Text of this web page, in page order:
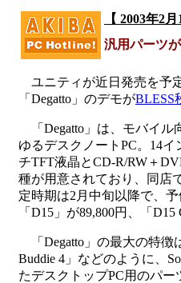
【 2003年2月
汎用パーツ
ユニティが近日発売を予
「Degatto」のデモがBLESS
「Degatto」は、モバイル
ゆるデスクノートPC。14
チTFT液晶とCD-R/RW＋
種が用意されており、同店
定時期は2月中旬以降で、予
「D15」が89,800円、「D15
「Degatto」の最大の特徴
Buddie 4」などのように、
たデスクトップPC用のパ